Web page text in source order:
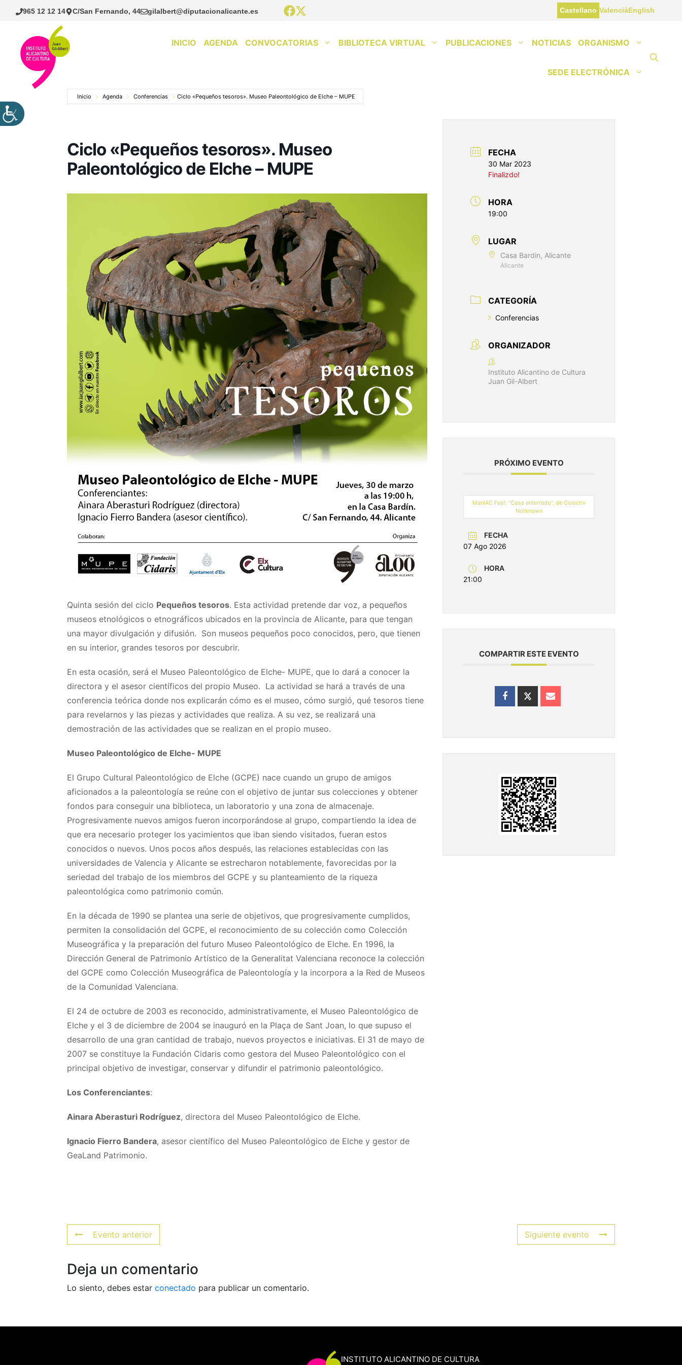
Saltar
965 12 12 14 C/San Fernando, 44 gilalbert@diputacionalicante.es Castellano ValenciàEnglish
INICIO AGENDA CONVOCATORIAS BIBLIOTECA VIRTUAL PUBLICACIONES NOTICIAS ORGANISMO
SEDE ELECTRÓNICA
Inicio Agenda Conferencias Ciclo «Pequeños tesoros». Museo Paleontológico de Elche – MUPE
Ciclo «Pequeños tesoros». Museo
Paleontológico de Elche – MUPE
Quinta sesión del ciclo Pequeños tesoros. Esta actividad pretende dar voz, a pequeños
museos etnológicos o etnográficos ubicados en la provincia de Alicante, para que tengan
una mayor divulgación y difusión. Son museos pequeños poco conocidos, pero, que tienen
en su interior, grandes tesoros por descubrir.
En esta ocasión, será el Museo Paleontológico de Elche- MUPE, que lo dará a conocer la
directora y el asesor científicos del propio Museo. La actividad se hará a través de una
conferencia teórica donde nos explicarán cómo es el museo, cómo surgió, qué tesoros tiene
para revelarnos y las piezas y actividades que realiza. A su vez, se realizará una
demostración de las actividades que se realizan en el propio museo.
Museo Paleontológico de Elche- MUPE
El Grupo Cultural Paleontológico de Elche (GCPE) nace cuando un grupo de amigos
aficionados a la paleontología se reúne con el objetivo de juntar sus colecciones y obtener
fondos para conseguir una biblioteca, un laboratorio y una zona de almacenaje.
Progresivamente nuevos amigos fueron incorporándose al grupo, compartiendo la idea de
que era necesario proteger los yacimientos que iban siendo visitados, fueran estos
conocidos o nuevos. Unos pocos años después, las relaciones establecidas con las
universidades de Valencia y Alicante se estrecharon notablemente, favorecidas por la
seriedad del trabajo de los miembros del GCPE y su planteamiento de la riqueza
paleontológica como patrimonio común.
En la década de 1990 se plantea una serie de objetivos, que progresivamente cumplidos,
permiten la consolidación del GCPE, el reconocimiento de su colección como Colección
Museográfica y la preparación del futuro Museo Paleontológico de Elche. En 1996, la
Dirección General de Patrimonio Artístico de la Generalitat Valenciana reconoce la colección
del GCPE como Colección Museográfica de Paleontología y la incorpora a la Red de Museos
de la Comunidad Valenciana.
El 24 de octubre de 2003 es reconocido, administrativamente, el Museo Paleontológico de
Elche y el 3 de diciembre de 2004 se inauguró en la Plaça de Sant Joan, lo que supuso el
desarrollo de una gran cantidad de trabajo, nuevos proyectos e iniciativas. El 31 de mayo de
2007 se constituye la Fundación Cidaris como gestora del Museo Paleontológico con el
principal objetivo de investigar, conservar y difundir el patrimonio paleontológico.
Los Conferenciantes:
Ainara Aberasturi Rodríguez, directora del Museo Paleontológico de Elche.
Ignacio Fierro Bandera, asesor científico del Museo Paleontológico de Elche y gestor de
GeaLand Patrimonio.
FECHA
30 Mar 2023
Finalizdo!
HORA
19:00
LUGAR
Casa Bardin, Alicante
Alicante
CATEGORÍA
Conferencias
ORGANIZADOR
Instituto Alicantino de Cultura
Juan Gil-Albert
PRÓXIMO EVENTO
ManIAC Fest: “Caso enterrado”, de Colectiv
Notknown
FECHA
07 Ago 2026
HORA
21:00
COMPARTIR ESTE EVENTO
Evento anterior Siguiente evento
Deja un comentario
Lo siento, debes estar conectado para publicar un comentario.
INSTITUTO ALICANTINO DE CULTURA